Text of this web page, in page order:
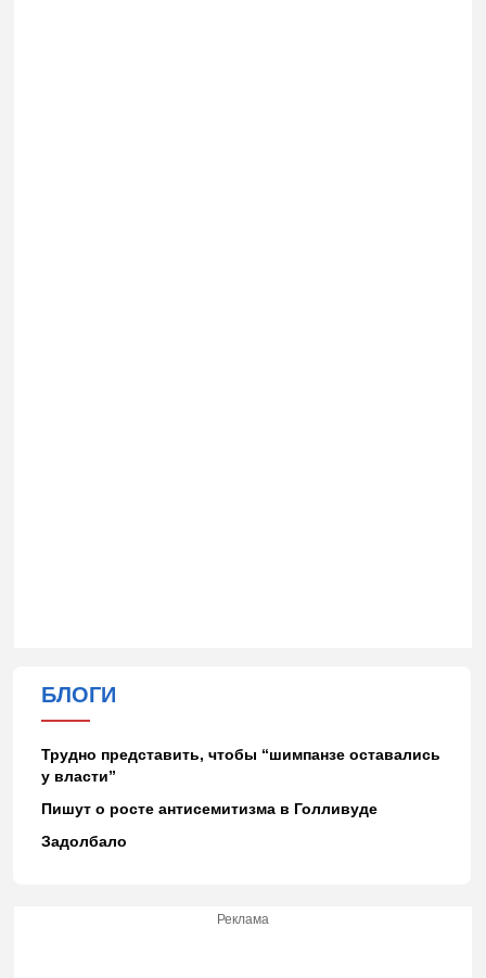
БЛОГИ
Трудно представить, чтобы “шимпанзе оставались
у власти”
Пишут о росте антисемитизма в Голливуде
Задолбало
Реклама